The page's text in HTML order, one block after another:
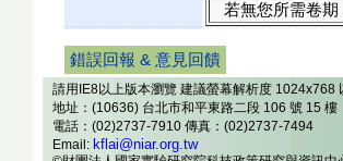
若無您所需卷期
錯誤回報 & 意見回饋
請用IE8以上版本瀏覽 建議螢幕解析度 1024x768
地址：(10636) 台北市和平東路二段 106 號 15 樓
電話：(02)2737-7910 傳真：(02)2737-7494
Email: kflai@niar.org.tw